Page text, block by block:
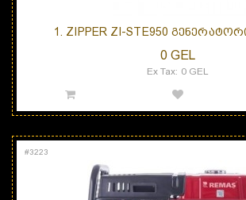
1. ZIPPER ZI-STE950
0 GEL
Ex Tax: 0 GEL
#3223